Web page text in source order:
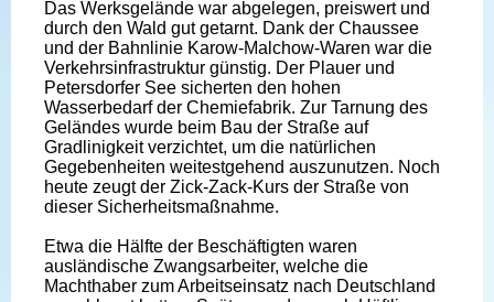
Das Werksgelände war abgelegen, preiswert und
durch den Wald gut getarnt. Dank der Chaussee
und der Bahnlinie Karow-Malchow-Waren war die
Verkehrsinfrastruktur günstig. Der Plauer und
Petersdorfer See sicherten den hohen
Wasserbedarf der Chemiefabrik. Zur Tarnung des
Geländes wurde beim Bau der Straße auf
Gradlinigkeit verzichtet, um die natürlichen
Gegebenheiten weitestgehend auszunutzen. Noch
heute zeugt der Zick-Zack-Kurs der Straße von
dieser Sicherheitsmaßnahme.
Etwa die Hälfte der Beschäftigten waren
ausländische Zwangsarbeiter, welche die
Machthaber zum Arbeitseinsatz nach Deutschland